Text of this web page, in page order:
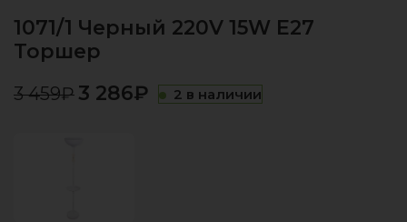
1071/1 Черный 220V 15W E27
Торшер
3 459₽ 3 286₽ 2 в наличии